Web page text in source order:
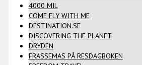
4000 MIL
COME FLY WITH ME
DESTINATION.SE
DISCOVERING THE PLANET
DRYDEN
FRASSEMAS PÅ RESDAGBOKEN